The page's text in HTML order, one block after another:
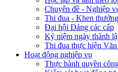
Chuyên đề - Nghiệp
Thi đua - Khen thưởng
Đại hội Đảng các cấp
Kỷ niệm ngày thành
Thi đua thực hiện Văn
Hoạt động nghiệp vụ
Thực hành quyền